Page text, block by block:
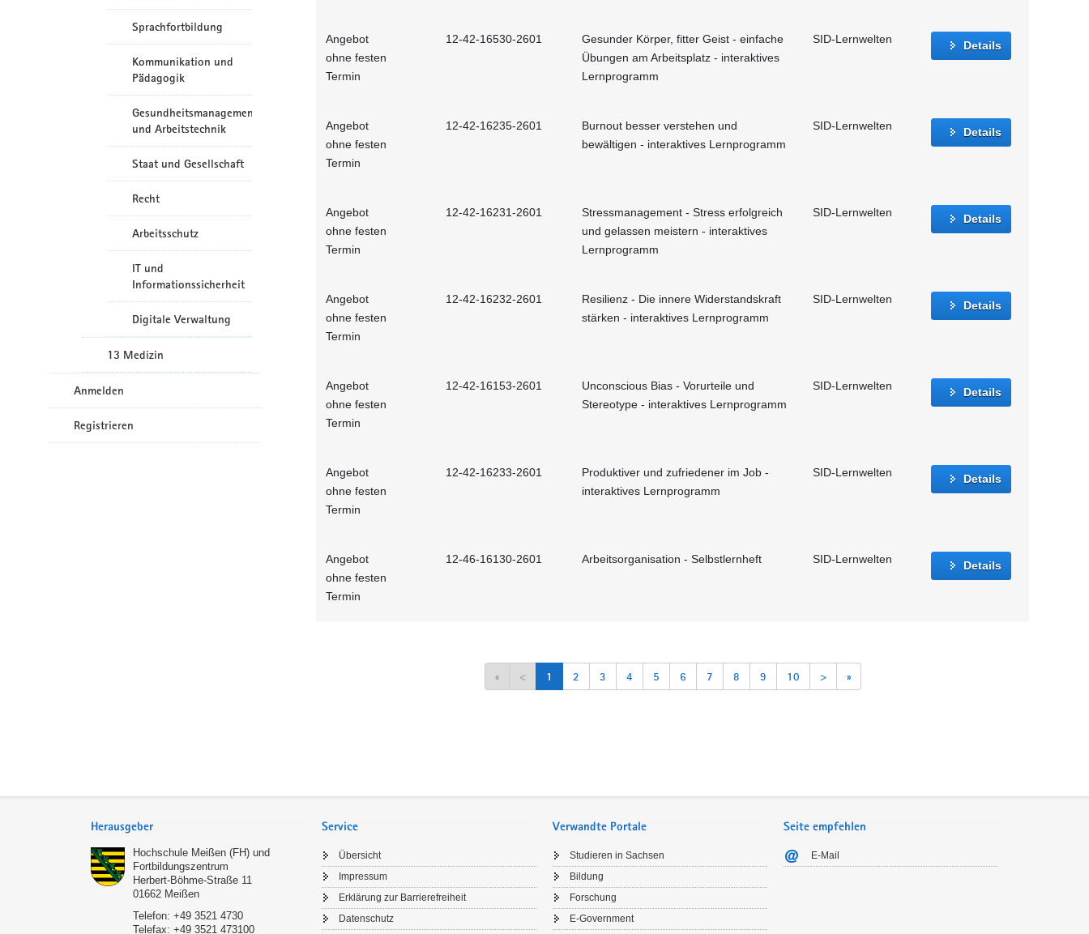
Sprachfortbildung
Kommunikation und
Pädagogik
Gesundheitsmanagement
und Arbeitstechnik
Staat und Gesellschaft
Recht
Arbeitsschutz
IT und
Informationssicherheit
Digitale Verwaltung
13 Medizin
Anmelden
Registrieren
Angebot
ohne festen
Termin
12-42-16530-2601
Gesunder Körper, fitter Geist - einfache
Übungen am Arbeitsplatz - interaktives
Lernprogramm
SID-Lernwelten Details
Angebot
ohne festen
Termin
12-42-16235-2601
Burnout besser verstehen und
bewältigen - interaktives Lernprogramm
SID-Lernwelten Details
Angebot
ohne festen
Termin
12-42-16231-2601
Stressmanagement - Stress erfolgreich
und gelassen meistern - interaktives
Lernprogramm
SID-Lernwelten Details
Angebot
ohne festen
Termin
12-42-16232-2601
Resilienz - Die innere Widerstandskraft
stärken - interaktives Lernprogramm
SID-Lernwelten Details
Angebot
ohne festen
Termin
12-42-16153-2601
Unconscious Bias - Vorurteile und
Stereotype - interaktives Lernprogramm
SID-Lernwelten Details
Angebot
ohne festen
Termin
12-42-16233-2601
Produktiver und zufriedener im Job -
interaktives Lernprogramm
SID-Lernwelten Details
Angebot
ohne festen
Termin
12-46-16130-2601 Arbeitsorganisation - Selbstlernheft SID-Lernwelten Details
« < 1 2 3 4 5 6 7 8 9 10 > »
Herausgeber
Hochschule Meißen (FH) und
Fortbildungszentrum
Herbert-Böhme-Straße 11
01662 Meißen
Telefon: +49 3521 4730
Telefax: +49 3521 473100
Service
Übersicht
Impressum
Erklärung zur Barrierefreiheit
Datenschutz
Verwandte Portale
Studieren in Sachsen
Bildung
Forschung
E-Government
Seite empfehlen
E-Mail